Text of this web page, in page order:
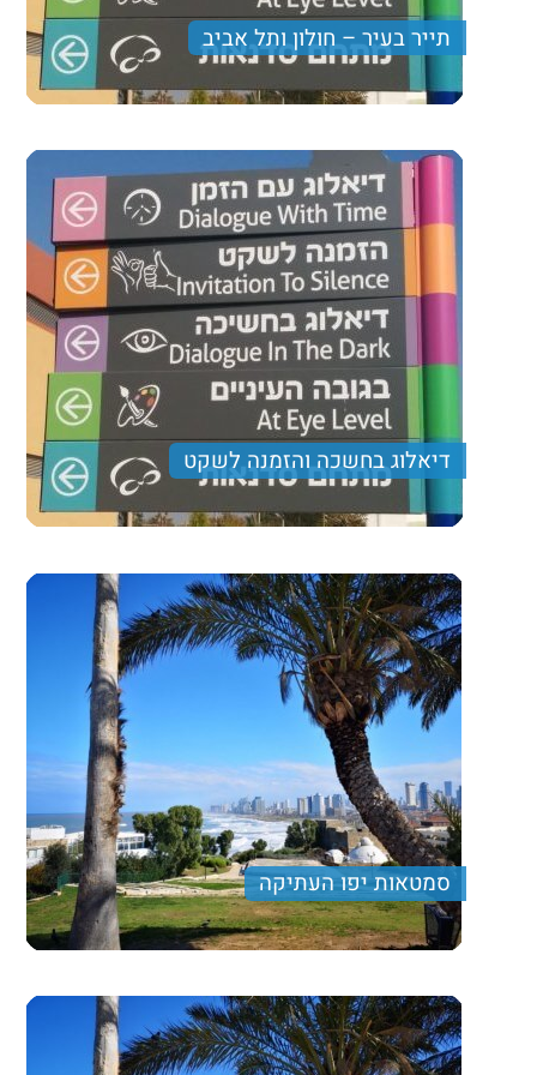
תייר בעיר – חולון ותל אביב
דיאלוג בחשכה והזמנה לשקט
סמטאות יפו העתיקה